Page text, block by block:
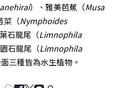
）、雅美芭蕉（Musa
菜（Nymphoides
石龍尾（Limnophila
石龍尾（Limnophila
三種皆為水生植物。